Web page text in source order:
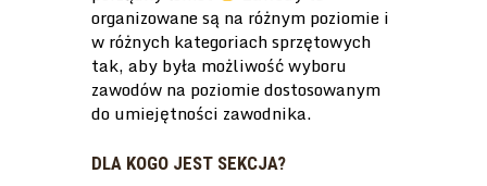
organizowane są na różnym poziomie i
w różnych kategoriach sprzętowych
tak, aby była możliwość wyboru
zawodów na poziomie dostosowanym
do umiejętności zawodnika.
DLA KOGO JEST SEKCJA?